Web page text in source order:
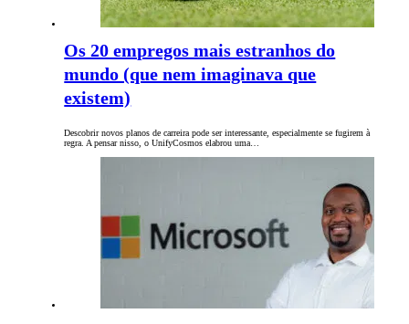
Os 20 empregos mais estranhos do
mundo (que nem imaginava que
existem)
Descobrir novos planos de carreira pode ser interessante, especialmente se fugirem à
regra. A pensar nisso, o UnifyCosmos elabrou uma…